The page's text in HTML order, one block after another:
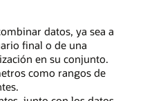
datos, ya sea a
final o de una
en su conjunto.
como rangos de